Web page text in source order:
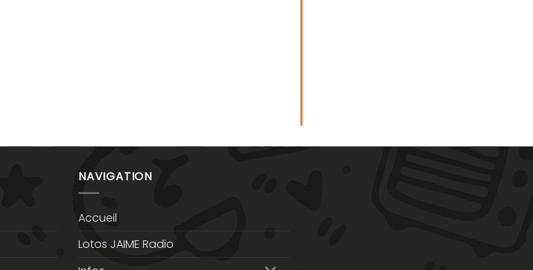
NAVIGATION
Accueil
Lotos JAIME Radio